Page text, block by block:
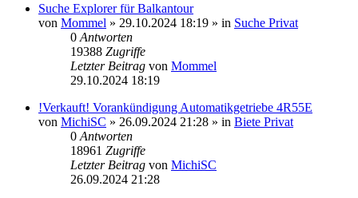
Suche Explorer für Balkantour
von Mommel » 29.10.2024 18:19 » in Suche Privat
0 Antworten
19388 Zugriffe
Letzter Beitrag von Mommel
29.10.2024 18:19
!Verkauft! Vorankündigung Automatikgetriebe 4R55E
von MichiSC » 26.09.2024 21:28 » in Biete Privat
0 Antworten
18961 Zugriffe
Letzter Beitrag von MichiSC
26.09.2024 21:28